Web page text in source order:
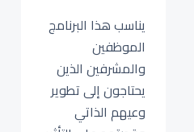
يناسب هذا البرنامج
الموظفين
والمشرفين الذين
يحتاجون إلى تطوير
وعيهم الذاتي